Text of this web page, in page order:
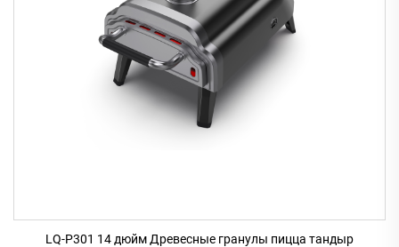
LQ-P301 14 дюйм Древесные гранулы пицца тандыр